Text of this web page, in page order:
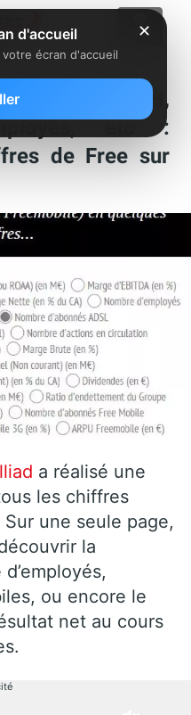
ADSL, FTTH,
etc :
de Free sur
a réalisé une
les chiffres
une seule page,
la
ou encore le
net au cours
✕
d'accueil
écran d'accueil